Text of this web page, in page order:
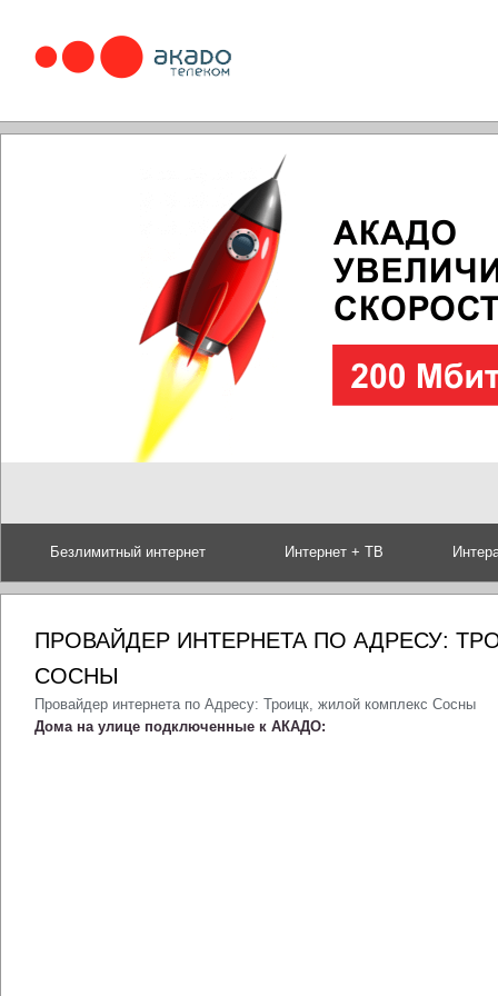
Безлимитный интернет Интернет + ТВ
ПРОВАЙДЕР ИНТЕРНЕТА ПО АДРЕСУ:
СОСНЫ
Провайдер интернета по Адресу: Троицк, жилой комплекс Сосны
Дома на улице подключенные к АКАДО: